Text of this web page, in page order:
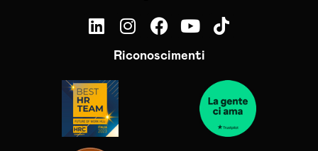
Riconoscimenti